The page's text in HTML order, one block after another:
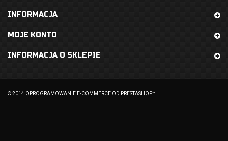
INFORMACJA
© 2014 OPROGRAMOWANIE E-COMMERCE OD PRESTASHOP™
MOJE KONTO
INFORMACJA O SKLEPIE